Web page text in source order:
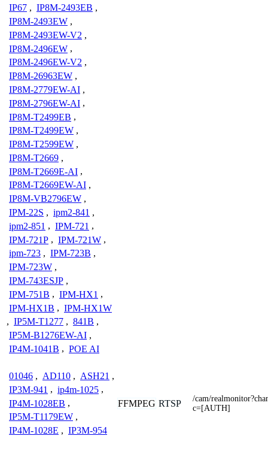
IP67 , IP8M-2493EB ,
IP8M-2493EW ,
IP8M-2493EW-V2 ,
IP8M-2496EW ,
IP8M-2496EW-V2 ,
IP8M-26963EW ,
IP8M-2779EW-AI ,
IP8M-2796EW-AI ,
IP8M-T2499EB ,
IP8M-T2499EW ,
IP8M-T2599EW ,
IP8M-T2669 ,
IP8M-T2669E-AI ,
IP8M-T2669EW-AI ,
IP8M-VB2796EW ,
IPM-22S , ipm2-841 ,
ipm2-851 , IPM-721 ,
IPM-721P , IPM-721W ,
ipm-723 , IPM-723B ,
IPM-723W ,
IPM-743ESJP ,
IPM-751B , IPM-HX1 ,
IPM-HX1B , IPM-HX1W
, IP5M-T1277 , 841B ,
IP5M-B1276EW-AI ,
IP4M-1041B , POE AI
01046 , AD110 , ASH21 ,
IP3M-941 , ip4m-1025 ,
IP4M-1028EB ,
IP5M-T1179EW ,
IP4M-1028E , IP3M-954
FFMPEG RTSP
/cam/
c=[AUTH]